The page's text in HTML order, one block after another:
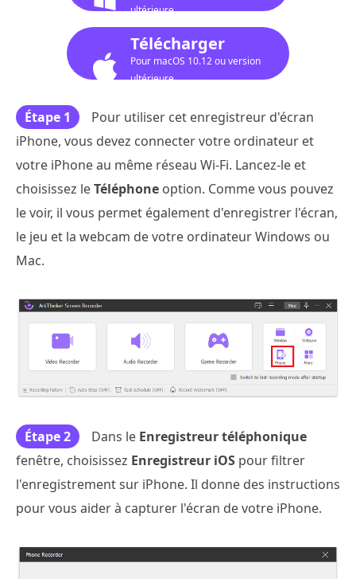
ultérieure
Télécharger
Pour macOS 10.12 ou version
ultérieure
Étape 1
Pour utiliser cet enregistreur d'écran
iPhone, vous devez connecter votre ordinateur et
votre iPhone au même réseau Wi-Fi. Lancez-le et
choisissez leTéléphone option. Comme vous pouvez
le voir, il vous permet également d'enregistrer l'écran,
le jeu et la webcam de votre ordinateur Windows ou
Mac.
Étape 2 Dans le Enregistreur téléphonique
fenêtre, choisissez Enregistreur iOS pour filtrer
l'enregistrement sur iPhone. Il donne des instructions
pour vous aider à capturer l'écran de votre iPhone.